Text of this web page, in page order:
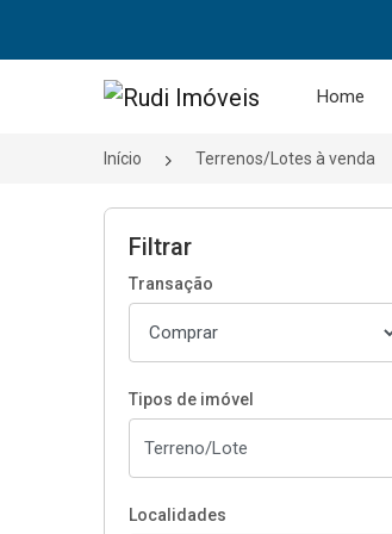
Página inicial Home
Início Terrenos/Lotes à venda
Filtrar
Transação
Tipos de imóvel
Localidades